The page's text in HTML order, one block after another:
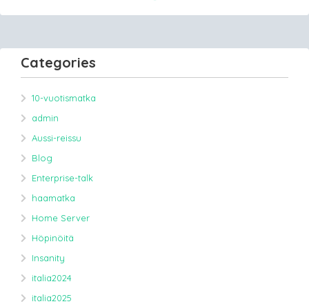
Categories
10-vuotismatka
admin
Aussi-reissu
Blog
Enterprise-talk
haamatka
Home Server
Höpinöitä
Insanity
italia2024
italia2025